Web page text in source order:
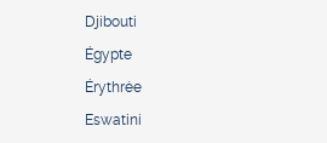
Djibouti
Égypte
Érythrée
Eswatini